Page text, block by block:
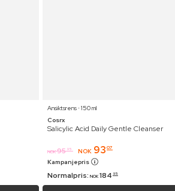
Ansiktsrens ⋅ 150 ml
Cosrx
Salicylic Acid Daily Gentle Cleanser
NOK 95 95 NOK 93 07
Kampanjepris
Normalpris: NOK 184 95